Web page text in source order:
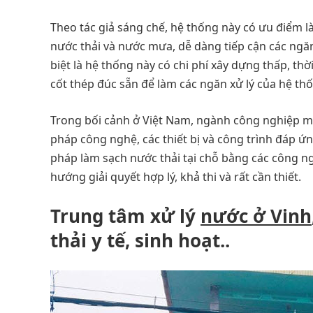
Theo tác giả sáng chế, hệ thống này có ưu điểm
nước thải và nước mưa, dễ dàng tiếp cận các
biệt là hệ thống này có chi phí xây dựng thấp,
cốt thép đúc sẵn để làm các ngăn xử lý của hệ
Trong bối cảnh ở Việt Nam, ngành công nghiệp
pháp công nghệ, các thiết bị và công trình đáp
pháp làm sạch nước thải tại chỗ bằng các công
hướng giải quyết hợp lý, khả thi và rất cần thiết.
Trung tâm xử lý nước ở Vinh
thải y tế, sinh hoạt..